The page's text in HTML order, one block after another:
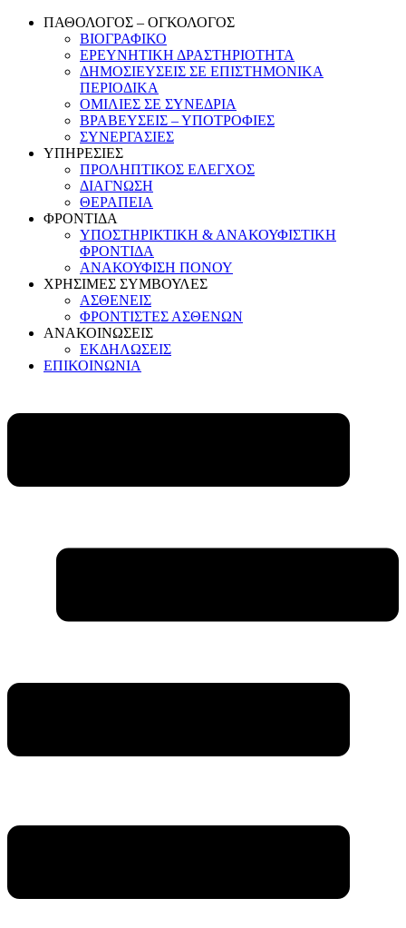
ΠΑΘΟΛΟΓΟΣ – ΟΓΚΟΛΟΓΟΣ
ΒΙΟΓΡΑΦΙΚΟ
ΕΡΕΥΝΗΤΙΚΗ ΔΡΑΣΤΗΡΙΟΤΗΤΑ
ΔΗΜΟΣΙΕΥΣΕΙΣ ΣΕ ΕΠΙΣΤΗΜΟΝΙΚΑ
ΠΕΡΙΟΔΙΚΑ
ΟΜΙΛΙΕΣ ΣΕ ΣΥΝΕΔΡΙΑ
ΒΡΑΒΕΥΣΕΙΣ – ΥΠΟΤΡΟΦΙΕΣ
ΣΥΝΕΡΓΑΣΙΕΣ
ΥΠΗΡΕΣΙΕΣ
ΠΡΟΛΗΠΤΙΚΟΣ ΕΛΕΓΧΟΣ
ΔΙΑΓΝΩΣΗ
ΘΕΡΑΠΕΙΑ
ΦΡΟΝΤΙΔΑ
ΥΠΟΣΤΗΡΙΚΤΙΚΗ & ΑΝΑΚΟΥΦΙΣΤΙΚΗ
ΦΡΟΝΤΙΔΑ
ΑΝΑΚΟΥΦΙΣΗ ΠΟΝΟΥ
ΧΡΗΣΙΜΕΣ ΣΥΜΒΟΥΛΕΣ
ΑΣΘΕΝΕΙΣ
ΦΡΟΝΤΙΣΤΕΣ ΑΣΘΕΝΩΝ
ΑΝΑΚΟΙΝΩΣΕΙΣ
ΕΚΔΗΛΩΣΕΙΣ
ΕΠΙΚΟΙΝΩΝΙΑ